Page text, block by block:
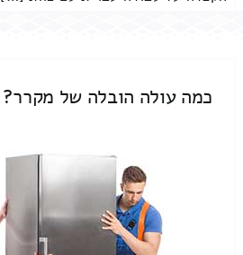
כמה עולה הובלה של מקרר?